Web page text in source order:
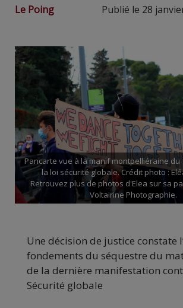
Le Poing Publié le 28
Pancarte vue à la manif montpelliéraine du
la loi sécurité globale. Crédit photo :
Retrouvez plus de photos d'Elea sur sa
Voltairine Photographie.
Une décision de justice constate
fondements du séquestre du
de la dernière manifestation
Sécurité globale